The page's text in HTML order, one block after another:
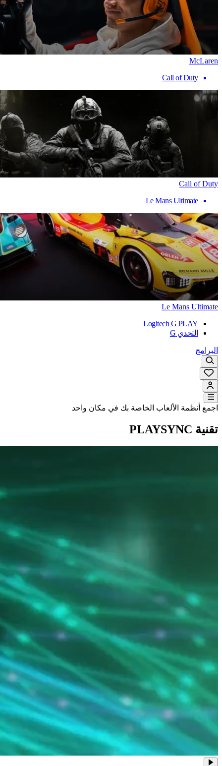
McLaren
Call of Duty
Call of Duty
Le Mans Ultimate
Le Mans Ultimate
Logitech G PLAY
التحدي G
البرامج
اجمع أنظمة الألعاب الخاصة بك في مكان واحد
تقنية PLAYSYNC